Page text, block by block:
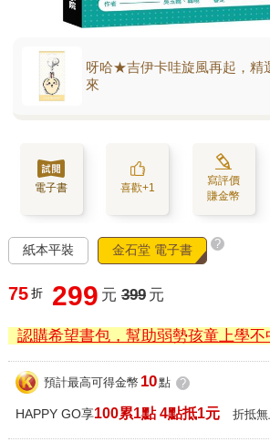
呀哈★吉伊卡哇旋風再起，精
來
電子書 喜歡+1
寫評價
賺金幣
紙本平裝 金石堂 電子書 ?
75 折 299 元 399 元
認購希望書包，幫助弱勢孩童上學不
預計最高可得金幣 10點 ?
HAPPY GO享100累1點 4點抵1元 折抵